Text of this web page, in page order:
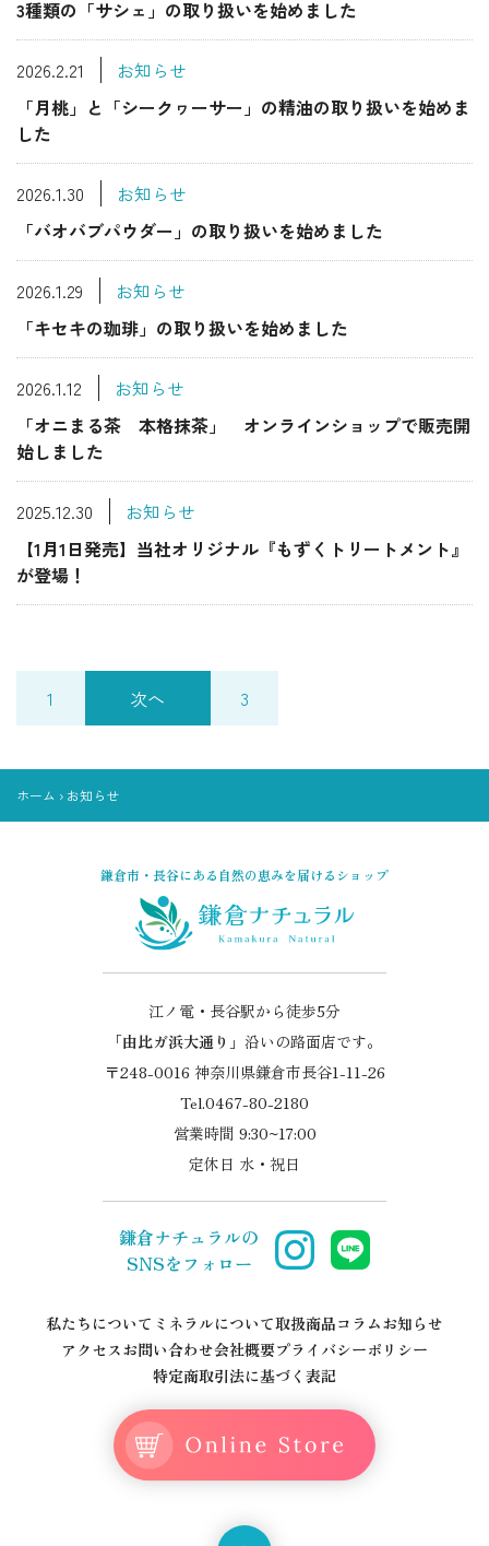
3種類の「サシェ」の取り扱いを始めました
2026.2.21
お知らせ
「月桃」と「シークヮーサー」の精油の取り扱いを始めま
した
2026.1.30
お知らせ
「バオバブパウダー」の取り扱いを始めました
2026.1.29
お知らせ
「キセキの珈琲」の取り扱いを始めました
2026.1.12
お知らせ
「オニまる茶 本格抹茶」 オンラインショップで販売開
始しました
2025.12.30
お知らせ
【1月1日発売】当社オリジナル『もずくトリートメント』
が登場！
1 次へ 3
ホーム › お知らせ
鎌倉市・長谷にある自然の恵みを届けるショップ
江ノ電・長谷駅から徒歩5分
「由比ガ浜大通り 」沿いの路面店です。
〒248-0016 神奈川県鎌倉市長谷1-11-26
Tel.0467-80-2180
営業時間 9:30~17:00
定休日 水・祝日
鎌倉ナチュラルの
SNSをフォロー
私たちについて ミネラルについて取扱商品コラムお知らせ
アクセスお問い合わせ会社概要プライバシーポリシー
特定商取引法に基づく表記